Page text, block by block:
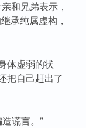
和兄弟表示，
承纯属虚构，
体虚弱的状
把自己赶出了
谎言。”